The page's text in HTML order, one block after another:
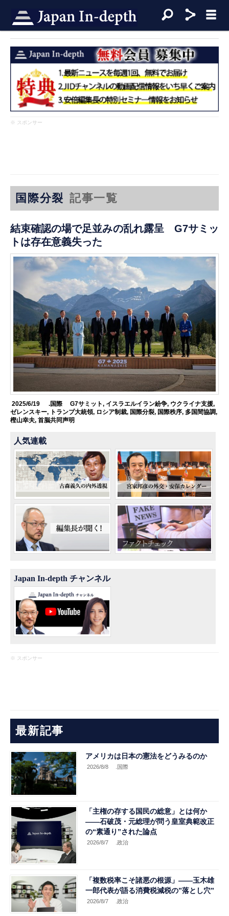
※ スポンサー
国際分裂 記事一覧
結束確認の場で足並みの乱れ露呈 G7サミッ
トは存在意義失った
2025/6/19 .国際 G7サミット, イスラエルイラン紛争, ウクライナ支援,
ゼレンスキー, トランプ大統領, ロシア制裁, 国際分裂, 国際秩序,多国間協調,
樫山幸夫,首脳共同声明
人気連載
Japan In-depth チャンネル
※ スポンサー
最新記事
アメリカは日本の憲法をどうみるのか
2026/8/8 .国際
「主権の存する国民の総意」とは何か
――石破茂・元総理が問う皇室典範改正
の“素通り”された論点
2026/8/7 .政治
「複数税率こそ諸悪の根源」――玉木雄
一郎代表が語る消費税減税の”落とし穴”
2026/8/7 .政治